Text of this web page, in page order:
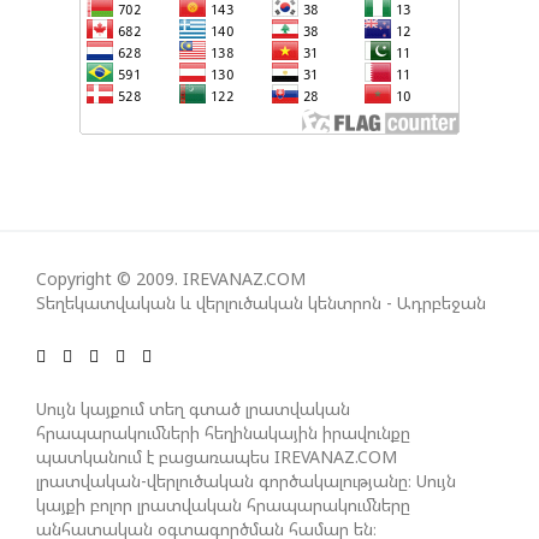
ՇԱՐՈՒՆԱԿՎՈՒՄ Է «ՄԵԾ ՎԵՐԱԴԱՐՁ» ԾՐԱԳՐԻ
ԻՐԱԿԱՆԱՑՈՒՄԸ
ՄԻԽԵԻԼ ԿԱՎԵԼԱՇՎԻԼԻ. ԱԴՐԲԵՋԱՆԸ, ԹՈՒՐՔԻԱՆ,
ՉԻՆԱՍՏԱՆԸ ԲԱՐՁՐ ԵՆ ԳՆԱՀԱՏՈՒՄ ՎՐԱՍՏԱՆԻ
ՉԵՉԵԼԱՇՎԻԼԻՆ ԱԴՐԲԵՋԱՆ-ԳԵՐՄԱՆԻԱ ԵՐԿԿՈՂՄ
ՌԱԶՄԱՎԱՐԱԿԱՆ ԳՈՐԾԸՆԿԵՐՈՒԹՅԱՆ ՄԱՍԻՆ
Copyright © 2009. IREVANAZ.COM
Տեղեկատվական և վերլուծական կենտրոն - Ադրբեջան
Սույն կայքում տեղ գտած լրատվական
հրապարակումների հեղինակային իրավունքը
պատկանում է բացառապես IREVANAZ.COM
լրատվական-վերլուծական գործակալությանը։ Սույն
կայքի բոլոր լրատվական հրապարակումները
անհատական օգտագործման համար են։